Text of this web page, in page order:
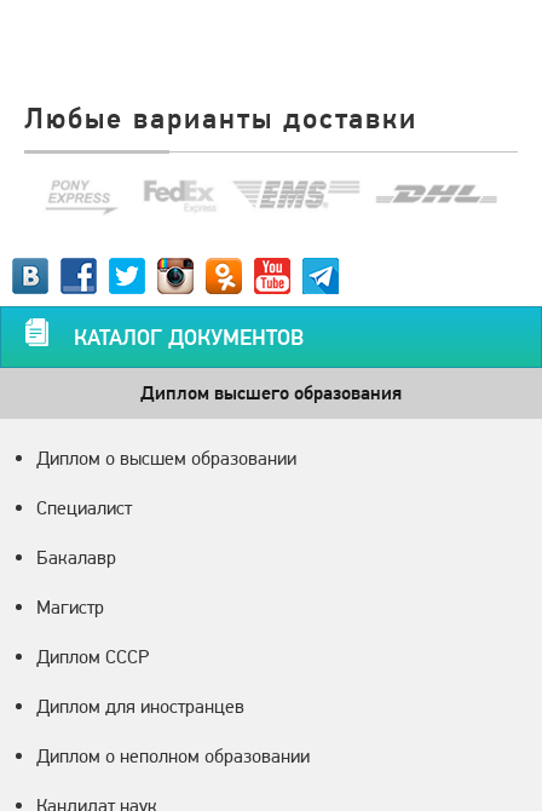
Любые варианты доставки
КАТАЛОГ ДОКУМЕНТОВ
Диплом высшего образования
Диплом о высшем образовании
Специалист
Бакалавр
Магистр
Диплом СССР
Диплом для иностранцев
Диплом о неполном образовании
Кандидат наук